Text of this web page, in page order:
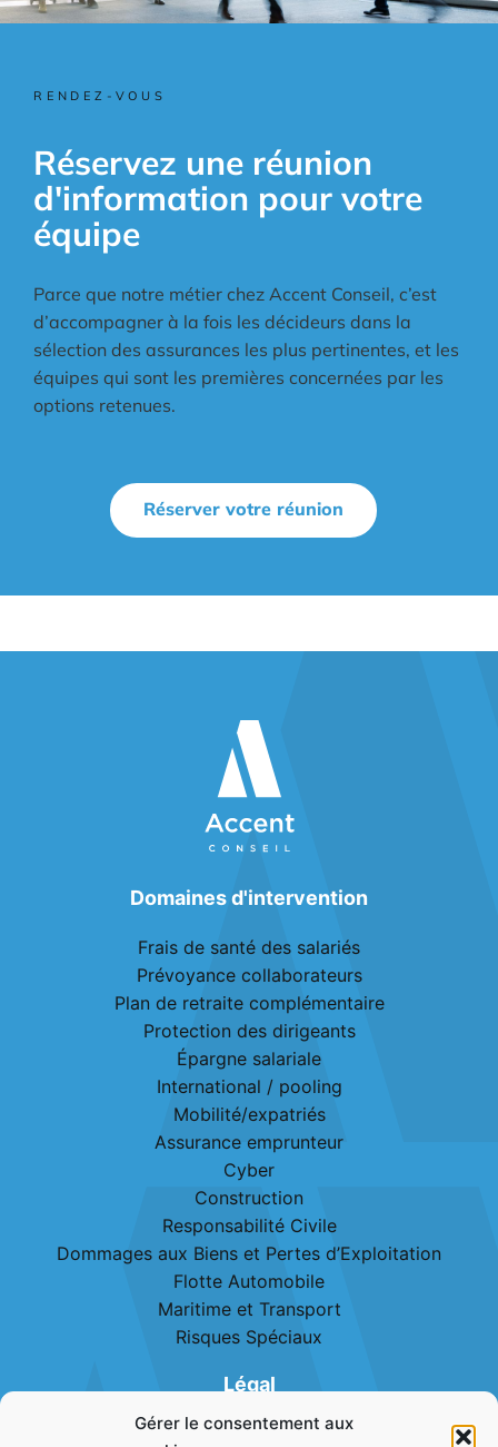
Gérer le consentement aux
RENDEZ-VOUS
Réservez une réunion
d'information pour votre
équipe
Parce que notre métier chez Accent Conseil, c’est
d’accompagner à la fois les décideurs dans la
sélection des assurances les plus pertinentes, et les
équipes qui sont les premières concernées par les
options retenues.
Réserver votre réunion
Domaines d'intervention
Frais de santé des salariés
Prévoyance collaborateurs
Plan de retraite complémentaire
Protection des dirigeants
Épargne salariale
International / pooling
Mobilité/expatriés
Assurance emprunteur
Cyber
Construction
Responsabilité Civile
Dommages aux Biens et Pertes d’Exploitation
Flotte Automobile
Maritime et Transport
Risques Spéciaux
Légal
Mentions légales